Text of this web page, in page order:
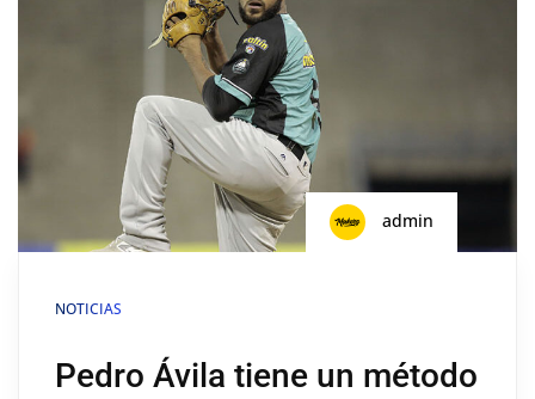
admin
NOTICIAS
Pedro Ávila tiene un método